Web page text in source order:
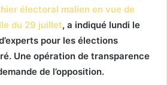
électoral malien en vue de
du 29 juillet, a indiqué lundi le
pour les élections
Une opération de transparence
de l’opposition.